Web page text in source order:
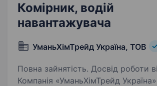
Комірник, водій
навантажувача
УманьХімТрейд Україна, ТОВ
Повна зайнятість. Досвід роботи
Компанія «УманьХімТрейд